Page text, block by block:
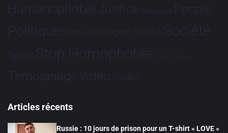
HumanophobieJustice Partenariat People
Politiques Projets Religion Santé Société
Sport Stop Homophobie Tech Tribune
TémoignageVidéo Études
Articles récents
Russie : 10 jours de prison pour un T-shirt « LOVE »